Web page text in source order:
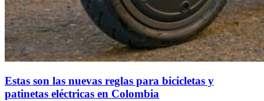
Estas son las nuevas reglas para bicicletas y
patinetas eléctricas en Colombia